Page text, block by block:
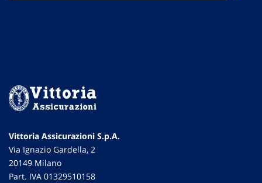
Vittoria Assicurazioni S.p.A.
Via Ignazio Gardella, 2
20149 Milano
Part. IVA 01329510158